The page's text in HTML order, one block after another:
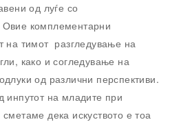
од луѓе со
комплементарни
на тимот разгледување на
како и согледување на
од различни перспективи.
инпутот на младите при
дека искуството е тоа